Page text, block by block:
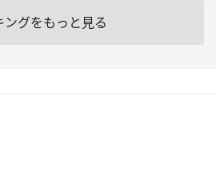
ングをもっと見る